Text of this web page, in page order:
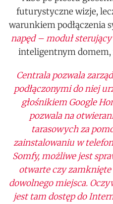
futurystyczne wizje,
warunkiem podłączenia
napęd – moduł sterujący
inteligentnym domem,
Centrala pozwala
podłączonymi do niej
głośnikiem Google
pozwala na
tarasowych za
zainstalowaniu w
Somfy, możliwe jest
otwarte czy
dowolnego miejsca.
jest tam dostęp do